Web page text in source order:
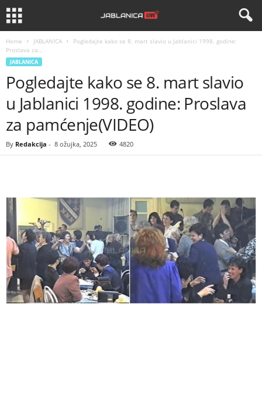
Home JABLANICA
Pogledajte kako se 8. mart slavio u Jablanici 1998. godine:
Proslava za...
JABLANICA
Pogledajte kako se 8. mart slavio
u Jablanici 1998. godine: Proslava
za pamćenje(VIDEO)
By Redakcija - 8 ožujka, 2025 4820